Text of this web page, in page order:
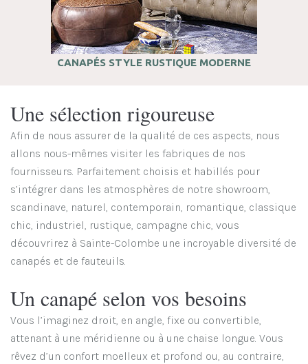
CANAPÉS STYLE RUSTIQUE MODERNE
Une sélection rigoureuse
Afin de nous assurer de la qualité de ces aspects, nous
allons nous-mêmes visiter les fabriques de nos
fournisseurs. Parfaitement choisis et habillés pour
s’intégrer dans les atmosphères de notre showroom,
scandinave, naturel, contemporain, romantique, classique
chic, industriel, rustique, campagne chic, vous
découvrirez à Sainte-Colombe une incroyable diversité de
canapés et de fauteuils.
Un canapé selon vos besoins
Vous l’imaginez droit, en angle, fixe ou convertible,
attenant à une méridienne ou à une chaise longue. Vous
rêvez d’un confort moelleux et profond ou, au contraire,